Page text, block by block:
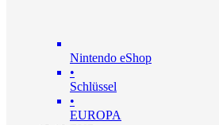
Nintendo eShop
•
Schlüssel
•
EUROPA